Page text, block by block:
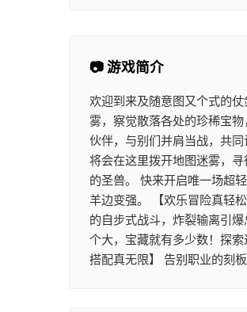
📷 游戏简介
欢迎到来及随意图又个式的
雾，察觉散落各处的珍稀宝
伙伴，与别们并肩当战，共
将会在这里拨开地图迷雾，
的圣兽。 快来开启唯一场超
羊边变强。 【欢乐冒险真轻
的自步式战斗，炸裂输离引
个大，宝藏就有多少数！探
搭配真无限】 告别职业的刻